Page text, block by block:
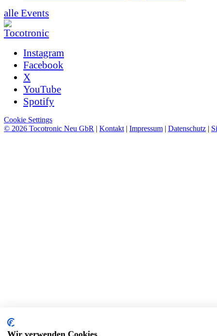
alle Events
Instagram
Facebook
X
YouTube
Spotify
Cookie Settings
© 2026 Tocotronic Neu GbR | Kontakt | Impressum | Datenschutz |
Wir verwenden Cookies